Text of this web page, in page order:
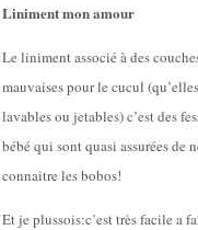
Liniment mon amour
Le liniment associé à des
mauvaises pour le cucul
lavables ou jetables) c’est des
bébé qui sont quasi assurées de
connaitre les bobos!
Et je plussois:c’est très facile a